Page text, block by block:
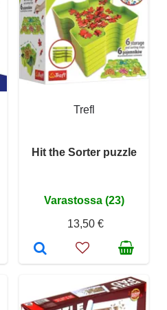
Trefl
Hit the Sorter puzzle
Varastossa (23)
13,50 €